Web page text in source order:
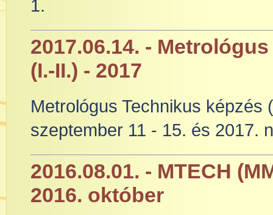
1.
2017.06.14. -
(I.-II.) - 2017
Metrológus Technikus képzés
szeptember 11 - 15. és 2017.
2016.08.01. - MTECH
2016. október